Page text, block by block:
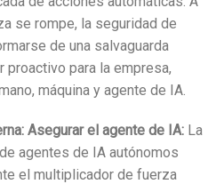
se rompe, la seguridad de
de una salvaguarda
proactivo para la empresa,
máquina y agente de IA.
Asegurar el agente de IA: La
agentes de IA autónomos
el multiplicador de fuerza